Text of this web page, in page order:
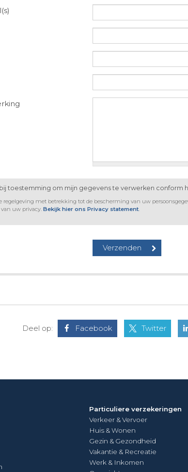
toestemming om mijn gegevens te verwerken conform
regelgeving met betrekking tot de bescherming van uw
uw privacy. Bekijk hier ons Privacy statement.
Deel op: Facebook Twitter
Particuliere verzekeringen
Verkeer & Vervoer
Huis & Wonen
Gezin & Gezondheid
Vakantie & Recreatie
Werk & Inkomen